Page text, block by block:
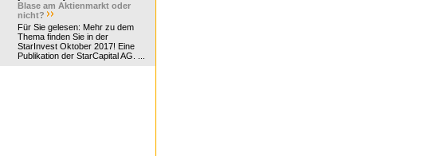
Blase am Aktienmarkt oder
nicht?
Für Sie gelesen: Mehr zu dem
Thema finden Sie in der
StarInvest Oktober 2017! Eine
Publikation der StarCapital AG. ...